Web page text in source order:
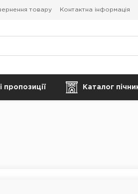
товару Контактна інформація
пропозиції Каталог